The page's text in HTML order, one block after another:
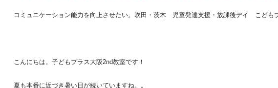
コミュニケーション能力を向上させたい。吹田・茨木 児童発達支援・放課後デイ こども
こんにちは。子どもプラス大阪2nd教室です！
夏も本番に近づき暑い日が続いていますね。。